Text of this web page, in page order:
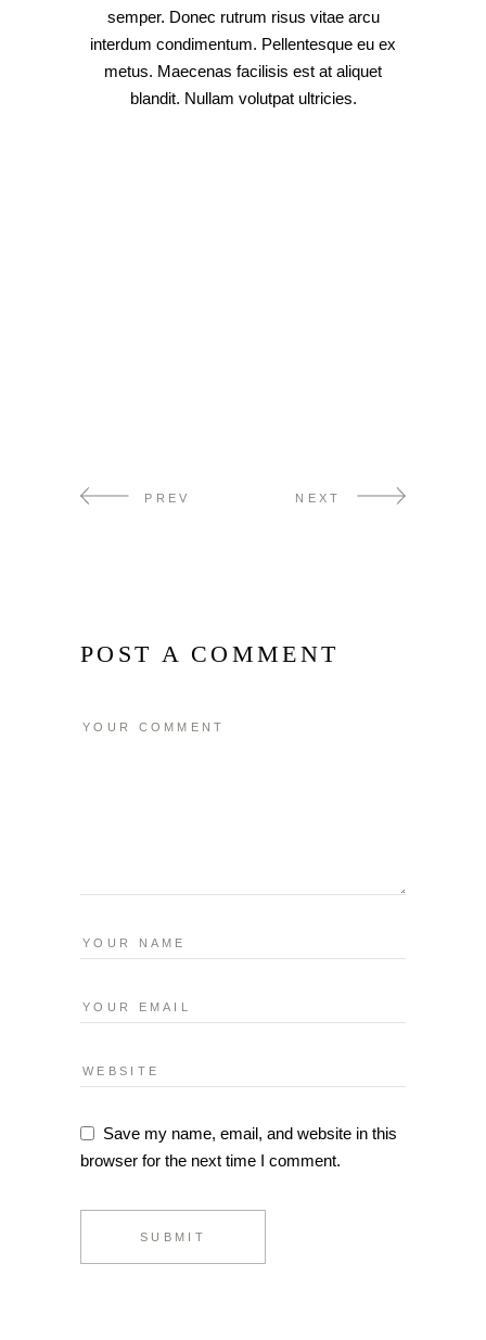
semper. Donec rutrum risus vitae arcu
interdum condimentum. Pellentesque eu ex
metus. Maecenas facilisis est at aliquet
blandit. Nullam volutpat ultricies.
PREV NEXT
POST A COMMENT
Save my name, email, and website in this
browser for the next time I comment.
SUBMIT